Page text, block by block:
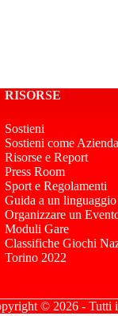
RISORSE
Sostieni
Sostieni come Azienda
Risorse e Report
Press Room
Sport e Regolamenti
Guida a un
Organizzare un
Moduli Gare
Classifiche Giochi
Torino 2022
© 2026 - Tutti